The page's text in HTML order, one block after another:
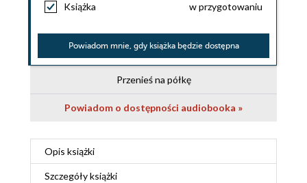
Książka w przygotowaniu
Powiadom mnie, gdy książka będzie dostępna
Przenieś na półkę
Powiadom o dostępności audiobooka »
Opis książki
Szczegółyksiążki